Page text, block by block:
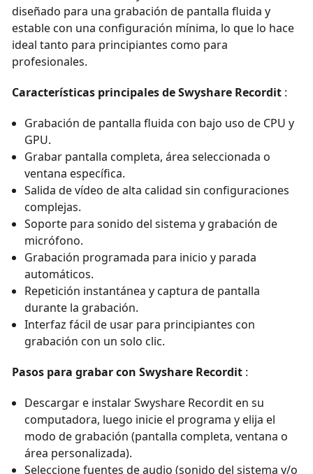
diseñado para una grabación de pantalla fluida y
estable con una configuración mínima, lo que lo hace
ideal tanto para principiantes como para
profesionales.
Características principales de Swyshare Recordit :
Grabación de pantalla fluida con bajo uso de CPU y
GPU.
Grabar pantalla completa, área seleccionada o
ventana específica.
Salida de vídeo de alta calidad sin configuraciones
complejas.
Soporte para sonido del sistema y grabación de
micrófono.
Grabación programada para inicio y parada
automáticos.
Repetición instantánea y captura de pantalla
durante la grabación.
Interfaz fácil de usar para principiantes con
grabación con un solo clic.
Pasos para grabar con Swyshare Recordit :
Descargar e instalar Swyshare Recordit en su
computadora, luego inicie el programa y elija el
modo de grabación (pantalla completa, ventana o
área personalizada).
Seleccione fuentes de audio (sonido del sistema y/o